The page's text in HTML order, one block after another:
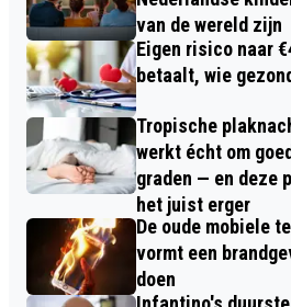
van de wereld zijn
Eigen risico naar
betaalt, wie
Tropische
werkt écht om
graden — en deze
het juist erger
De oude mobiele
vormt een
doen